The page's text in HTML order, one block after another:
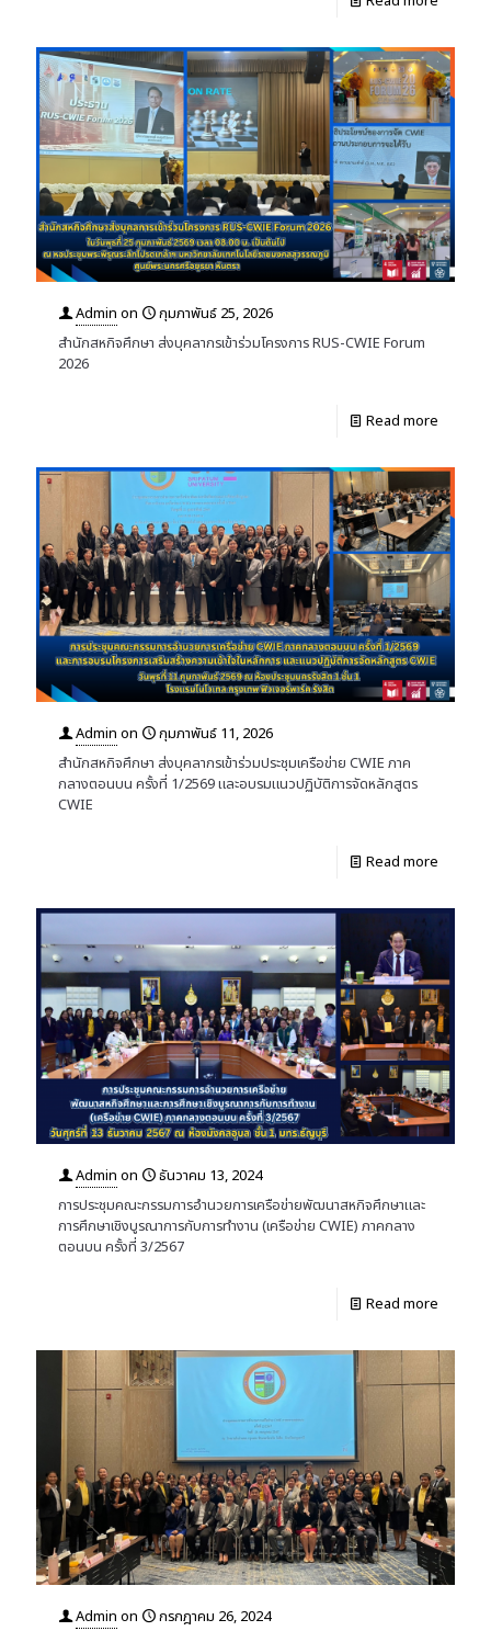
Admin on
กุมภาพันธ์ 25, 2026
สำนักสหกิจศึกษา ส่งบุคลากรเข้าร่วมโครงการ RUS-CWIE Forum
2026
Read more
Admin on
กุมภาพันธ์ 11, 2026
สำนักสหกิจศึกษา ส่งบุคลากรเข้าร่วมประชุมเครือข่าย CWIE ภาค
กลางตอนบน ครั้งที่ 1/2569 และอบรมแนวปฏิบัติการจัดหลักสูตร
CWIE
Read more
Admin on
ธันวาคม 13, 2024
การประชุมคณะกรรมการอำนวยการเครือข่ายพัฒนาสหกิจศึกษาและ
การศึกษาเชิงบูรณาการกับการทำงาน (เครือข่าย CWIE) ภาคกลาง
ตอนบน ครั้งที่ 3/2567
Read more
Admin on กรกฎาคม 26, 2024